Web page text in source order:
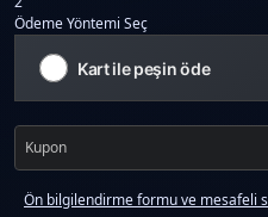
Ödeme Yöntemi Seç
Kart ile peşin öde
Ön bilgilendirme formu ve mesafeli